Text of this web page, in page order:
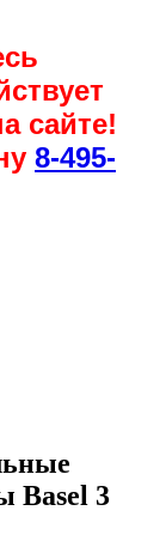
сайте!
8-495-
Basel 3